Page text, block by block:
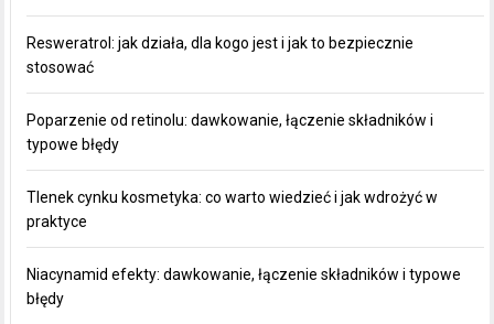
Resweratrol: jak działa, dla kogo jest i jak to bezpiecznie
stosować
Poparzenie od retinolu: dawkowanie, łączenie składników i
typowe błędy
Tlenek cynku kosmetyka: co warto wiedzieć i jak wdrożyć w
praktyce
Niacynamid efekty: dawkowanie, łączenie składników i typowe
błędy